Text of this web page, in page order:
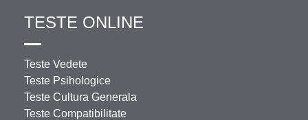
TESTE ONLINE
Teste Vedete
Teste Psihologice
Teste Cultura Generala
Teste Compatibilitate